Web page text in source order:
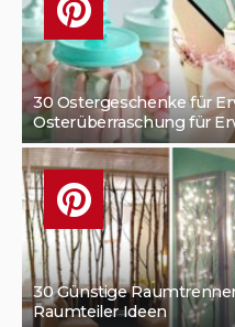
30 Ostergeschenke für
Osterüberraschung für
30 Günstige
Raumteiler Ideen